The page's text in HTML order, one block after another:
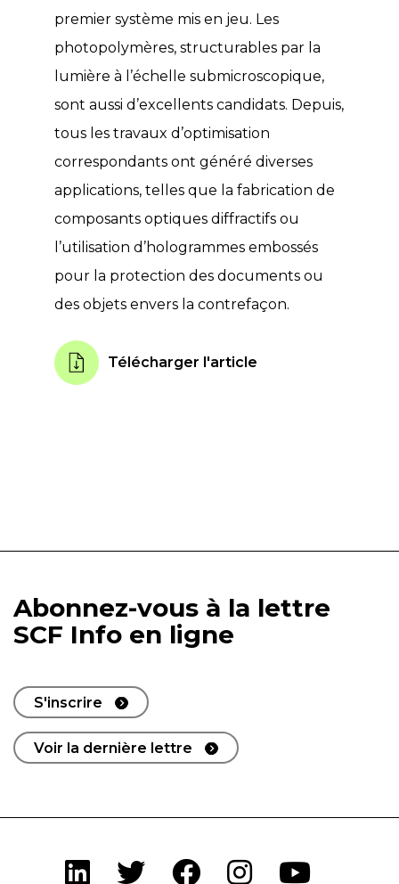
premier système mis en jeu. Les
photopolymères, structurables par la
lumière à l’échelle submicroscopique,
sont aussi d’excellents candidats. Depuis,
tous les travaux d’optimisation
correspondants ont généré diverses
applications, telles que la fabrication de
composants optiques diffractifs ou
l’utilisation d’hologrammes embossés
pour la protection des documents ou
des objets envers la contrefaçon.
Télécharger l'article
Abonnez-vous à la lettre
SCF Info en ligne
S'inscrire
Voir la dernière lettre